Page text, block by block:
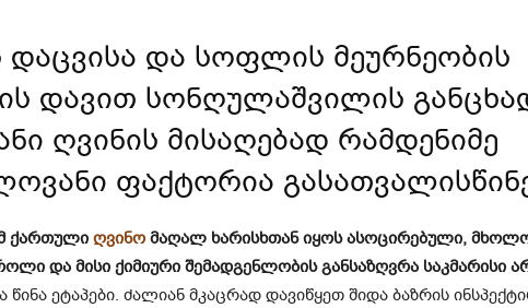
დაცვისა და სოფლის მეურნეობის
დავით სონღულაშვილის
ღვინის მისაღებად რამდენიმე
ფაქტორია
ქართული ღვინომაღალ ხარისხთან იყოს ასოცირებული,
და მისი ქიმიური შემადგენლობის განსაზღვრა საკმარისი
წინა ეტაპები. ძალიან მკაცრად დავიწყეთ შიდა ბაზრის